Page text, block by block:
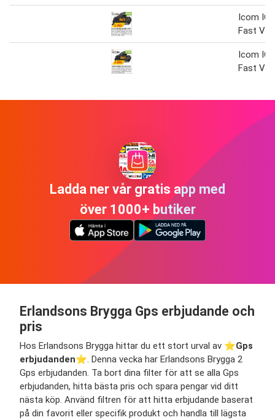
Icom IC-
Fast
Icom IC-
Fast
Ladda ner vår gratis app med
över 1000+ butiker
Erlandsons Brygga Gps erbjudande och
pris
Hos Erlandsons Brygga hittar du ett stort urval av ⭐️Gps
erbjudanden⭐️. Denna vecka har Erlandsons Brygga 2
Gps erbjudanden. Ta bort dina filter för att se alla Gps
erbjudanden, hitta bästa pris och spara pengar vid ditt
nästa köp. Använd filtren för att hitta erbjudande baserat
på din favorit eller specifik produkt och handla till lägsta